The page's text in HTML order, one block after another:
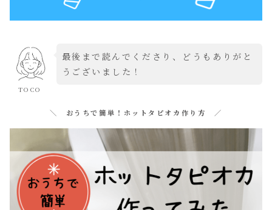
TOCO
最後まで読んでくださり、どうもありがと
うございました！
＼ おうちで簡単！ホットタピオカ作り方 ／